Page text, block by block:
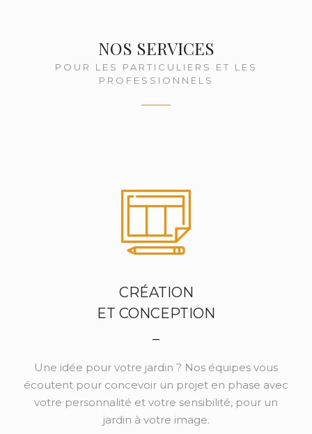
NOS SERVICES
POUR LES PARTICULIERS ET LES
PROFESSIONNELS
CRÉATION
ET CONCEPTION
Une idée pour votre jardin ? Nos équipes vous
écoutent pour concevoir un projet en phase avec
votre personnalité et votre sensibilité, pour un
jardin à votre image.